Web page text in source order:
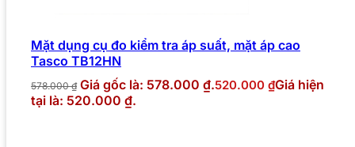
Mặt dụng cụ đo kiểm tra áp suất, mặt áp cao
Tasco TB12HN
578.000₫ Giá gốc là: 578.000 ₫.520.000 ₫Giá hiện
tại là: 520.000 ₫.